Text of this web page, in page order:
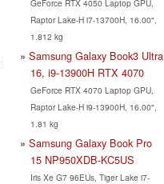
GeForce RTX 4050 Laptop GPU,
Raptor Lake-H i7-13700H, 16.00",
1.812 kg
Samsung Galaxy Book3 Ultra
16, i9-13900H RTX 4070
GeForce RTX 4070 Laptop GPU,
Raptor Lake-H i9-13900H, 16.00",
1.81 kg
Samsung Galaxy Book Pro
15 NP950XDB-KC5US
Iris Xe G7 96EUs, Tiger Lake i7-